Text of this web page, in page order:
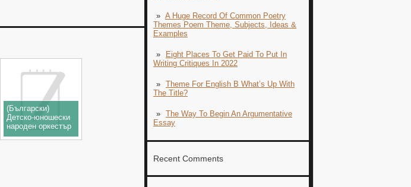
A Huge Record Of Common Poetry
Themes Poem Theme, Subjects, Ideas &
Examples
Eight Places To Get Paid To Put In
Writing Critiques In 2022
Theme For English B What’s Up With
The Title?
The Way To Begin An Argumentative
Essay
Recent Comments
(Български)
Детско-юношески
народен оркестър
"Орфеони" към